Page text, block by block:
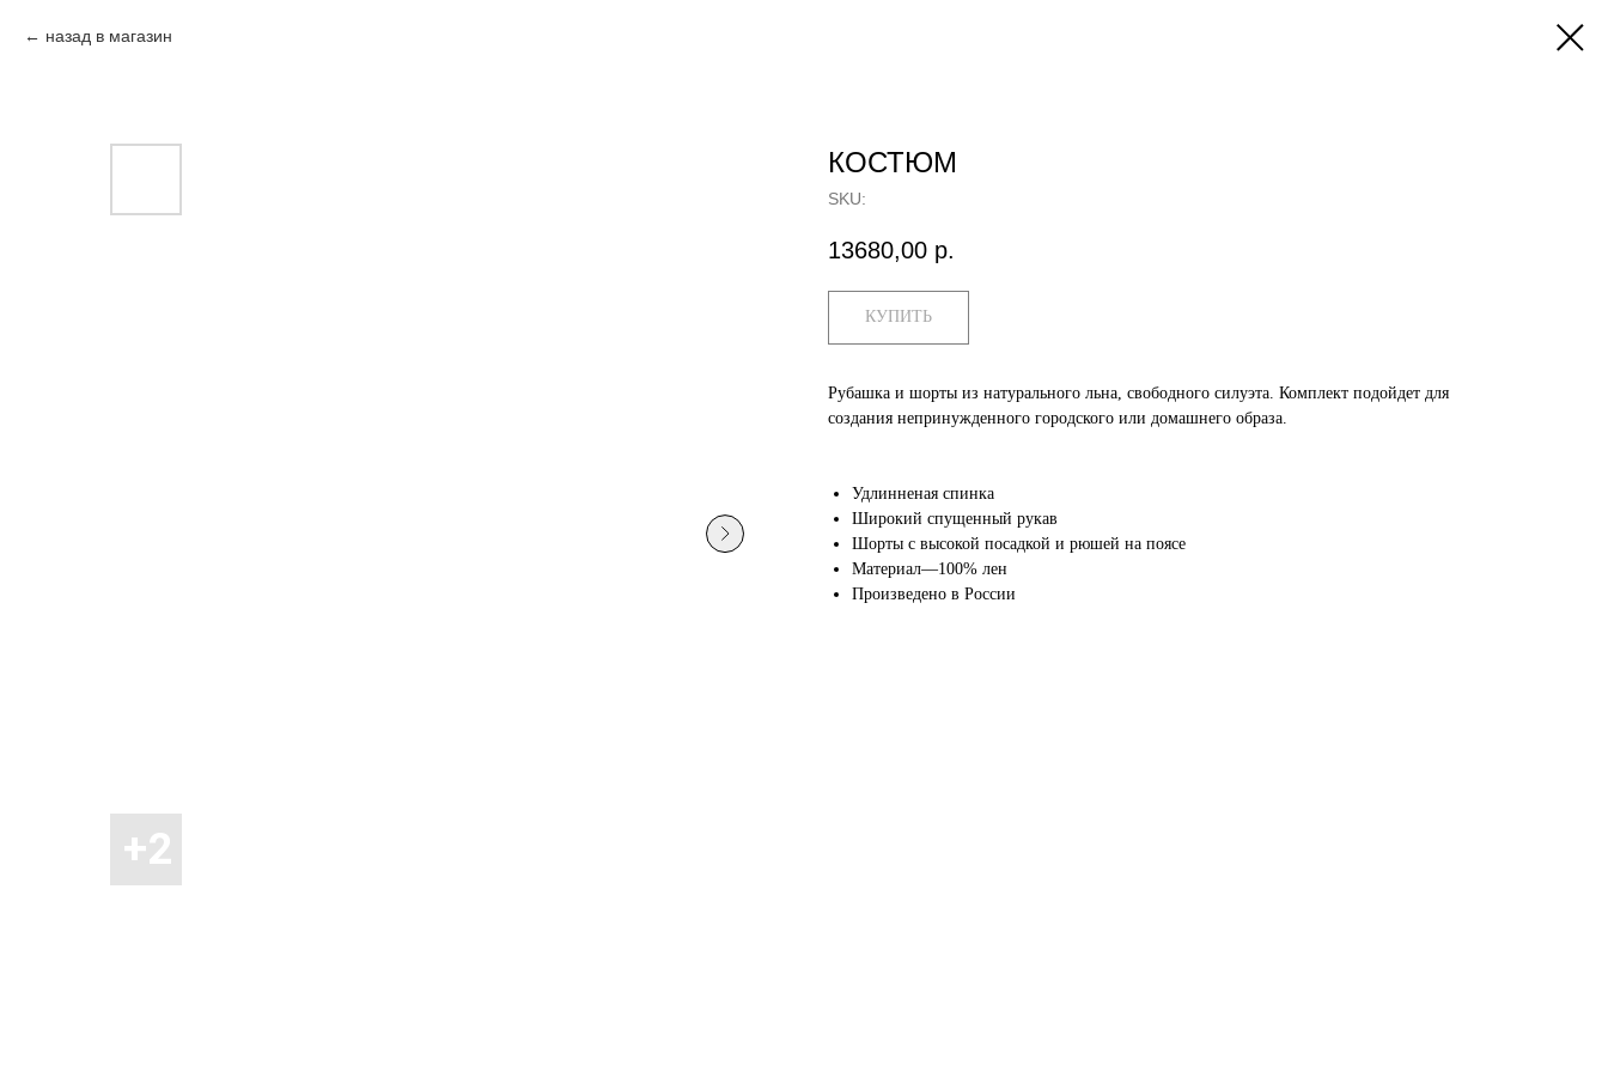
назад в магазин
КОСТЮМ
SKU:
13680,00 р.
КУПИТЬ
Рубашка и шорты из натурального льна, свободного силуэта. Комплект подойдет для
создания непринужденного городского или домашнего образа.
Удлинненая спинка
Широкий спущенный рукав
Шорты с высокой посадкой и рюшей на поясе
Материал—100% лен
Произведено в России